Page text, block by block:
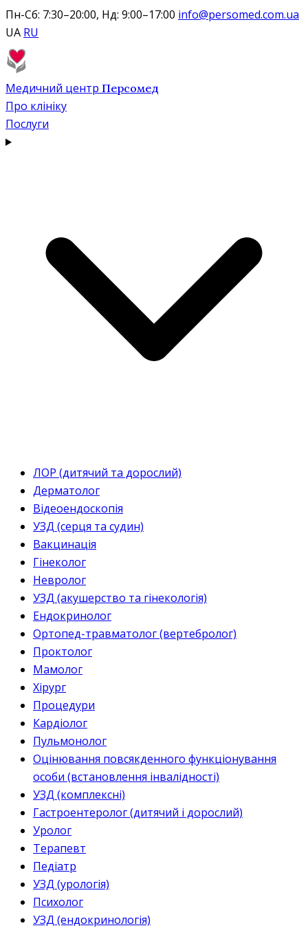
Пн-Сб: 7:30–20:00, Нд: 9:00–17:00 info@persomed.com.ua
UA RU
Медичний центр Персомед
Про клініку
Послуги
ЛОР (дитячий та дорослий)
Дерматолог
Відеоендоскопія
УЗД (серця та судин)
Вакцинація
Гінеколог
Невролог
УЗД (акушерство та гінекологія)
Ендокринолог
Ортопед-травматолог (вертебролог)
Проктолог
Мамолог
Хірург
Процедури
Кардіолог
Пульмонолог
Оцінювання повсякденного функціонування
особи (встановлення інвалідності)
УЗД (комплексні)
Гастроентеролог (дитячий і дорослий)
Уролог
Терапевт
Педіатр
УЗД (урологія)
Психолог
УЗД (ендокринологія)